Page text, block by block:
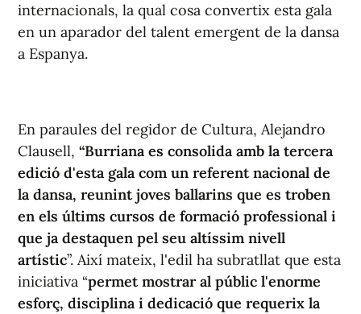
internacionals, la qual cosa convertix esta gala
en un aparador del talent emergent de la dansa
a Espanya.
En paraules del regidor de Cultura, Alejandro
Clausell, “Burriana es consolida amb la tercera
edició d'esta gala com un referent nacional de
la dansa, reunint joves ballarins que es troben
en els últims cursos de formació professional i
que ja destaquen pel seu altíssim nivell
artístic”. Així mateix, l'edil ha subratllat que esta
iniciativa “permet mostrar al públic l'enorme
esforç, disciplina i dedicació que requerix la